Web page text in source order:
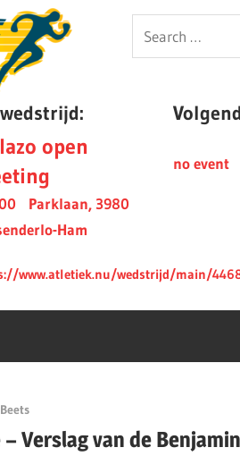
Looise
Search
for:
open
Parklaan, 3980
Ham
www.atletiek.nu/wedstrijd/main/
no event
Verslag van de